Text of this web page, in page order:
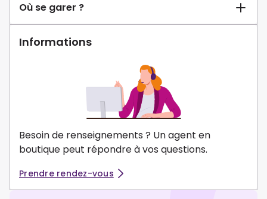
Où se garer ?
Informations
Besoin de renseignements ? Un agent en
boutique peut répondre à vos questions.
Prendre rendez-vous